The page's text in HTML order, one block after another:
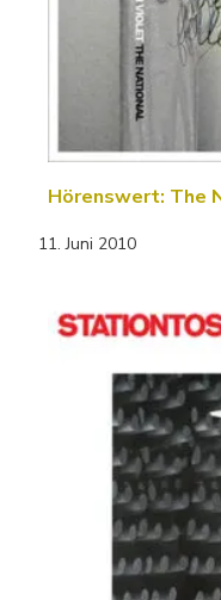
Hörenswert: The
11. Juni 2010